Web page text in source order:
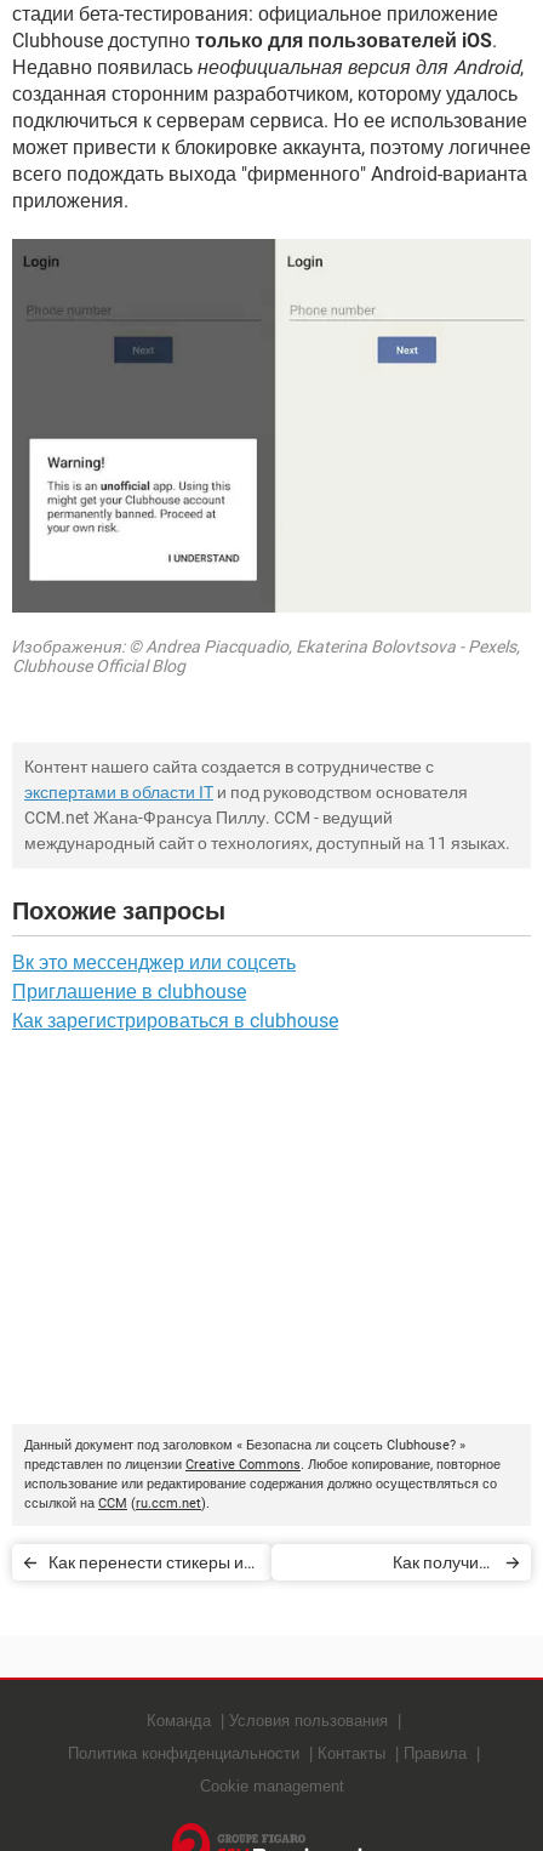
стадии бета-тестирования: официальное приложение
Clubhouse доступно только для пользователей iOS.
Недавно появилась неофициальная версия для Android,
созданная сторонним разработчиком, которому удалось
подключиться к серверам сервиса. Но ее использование
может привести к блокировке аккаунта, поэтому логичнее
всего подождать выхода "фирменного" Android-варианта
приложения.
Изображения: © Andrea Piacquadio, Ekaterina Bolovtsova - Pexels,
Clubhouse Official Blog
Контент нашего сайта создается в сотрудничестве с
экспертами в области IT и под руководством основателя
CCM.net Жана-Франсуа Пиллу. CCM - ведущий
международный сайт о технологиях, доступный на 11 языках.
Похожие запросы
Вк это мессенджер или соцсеть
Приглашение в clubhouse
Как зарегистрироваться в clubhouse
Данный документ под заголовком « Безопасна ли соцсеть Clubhouse? »
представлен по лицензии Creative Commons. Любое копирование, повторное
использование или редактирование содержания должно осуществляться со
ссылкой на CCM (ru.ccm.net).
Как перенести стикеры из
Как получить
Команда
Условия пользования
Политика конфиденциальности
Контакты
Правила
Cookie management